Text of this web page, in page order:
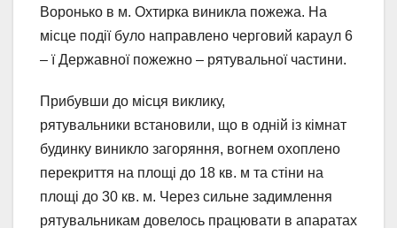
Воронько в м. Охтирка виникла пожежа. На
місце події було направлено черговий караул 6
– ї Державної пожежно – рятувальної частини.
Прибувши до місця виклику,
рятувальники встановили, що в одній із кімнат
будинку виникло загоряння, вогнем охоплено
перекриття на площі до 18 кв. м та стіни на
площі до 30 кв. м. Через сильне задимлення
рятувальникам довелось працювати в апаратах